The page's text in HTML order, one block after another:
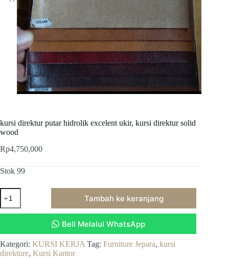
kursi direktur putar hidrolik excelent ukir, kursi direktur solid
wood
Rp4,750,000
Stok 99
Kuantitas
kursi
direktur
excelent
ukir,
kursi
Tambah ke keranjang
Beli Melalui WhatsApp
Kategori: KURSI KERJA Tag: Furniture Jepara, kursi
direkture, Kursi Kantor